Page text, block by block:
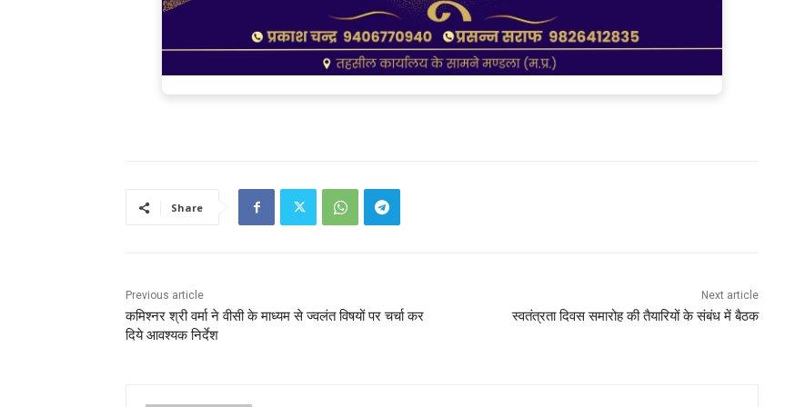
Share
Previous article
कमिश्‍नर श्री वर्मा ने वीसी के माध्‍यम से ज्‍वलंत विषयों पर चर्चा कर
दिये आवश्‍यक निर्देश
Next article
स्‍वतंत्रता दिवस समारोह की तैयारियों के संबंध में बैठक